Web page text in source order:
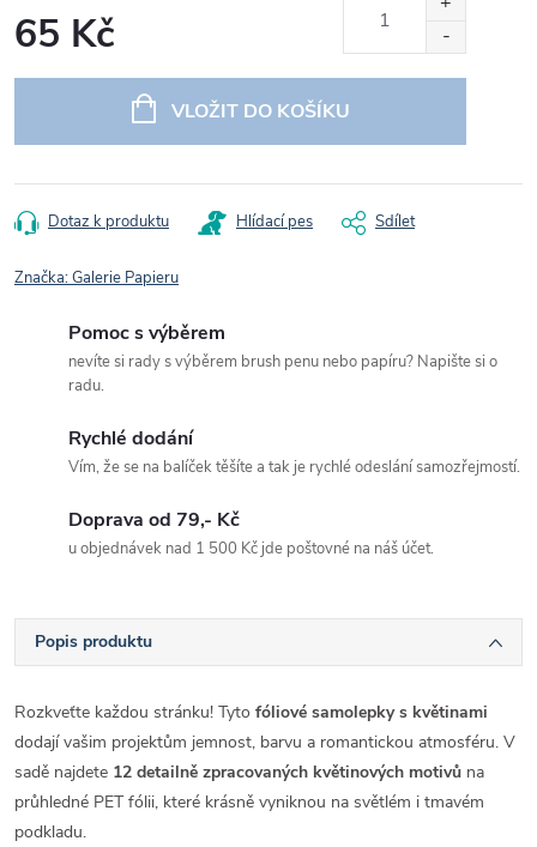
65 Kč
VLOŽIT DO KOŠÍKU
Dotaz k produktu Hlídací pes Sdílet
Značka:Galerie Papieru
Pomoc s výběrem
nevíte si rady s výběrem brush penu nebo papíru? Napište si o
radu.
Rychlé dodání
Vím, že se na balíček těšíte a tak je rychlé odeslání samozřejmostí.
Doprava od 79,- Kč
u objednávek nad 1 500 Kč jde poštovné na náš účet.
Popis produktu
Rozkveťte každou stránku! Tyto fóliové samolepky s květinami
dodají vašim projektům jemnost, barvu a romantickou atmosféru. V
sadě najdete 12 detailně zpracovaných květinových motivů na
průhledné PET fólii, které krásně vyniknou na světlém i tmavém
podkladu.